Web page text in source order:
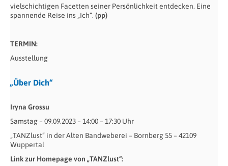
vielschichtigen Facetten seiner Persönlichkeit entdecken. Eine
spannende Reise ins „Ich“. (pp)
TERMIN:
Ausstellung
„Über Dich“
Iryna Grossu
Samstag – 09.09.2023 – 14:00 – 17:30 Uhr
„TANZlust“ in der Alten Bandweberei – Bornberg 55 – 42109
Wuppertal
Link zur Homepage von „TANZlust“: